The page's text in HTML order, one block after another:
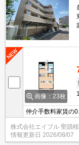
画像：23枚
仲介手数料家賃の
宅配ボックスあり
株式会社エイブル 聖蹟
情報更新日 2026/08/07